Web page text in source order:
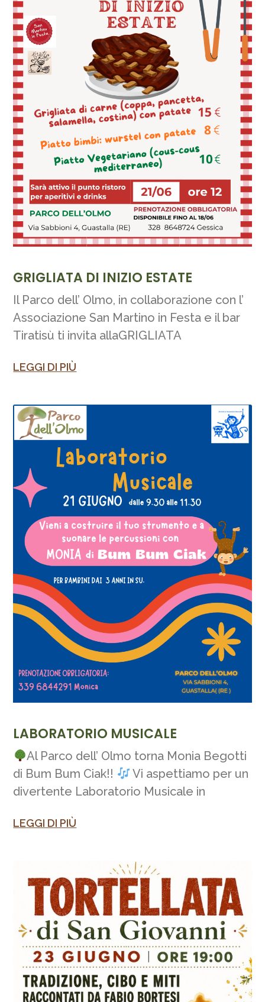
GRIGLIATA DI INIZIO ESTATE
Il Parco dell’ Olmo, in collaborazione con l’
Associazione San Martino in Festa e il bar
Tiratisù ti invita allaGRIGLIATA
LEGGI DI PIÙ
LABORATORIO MUSICALE
Al Parco dell’ Olmo torna Monia Begotti
di Bum Bum Ciak!!
Vi aspettiamo per un
divertente Laboratorio Musicale in
LEGGI DI PIÙ